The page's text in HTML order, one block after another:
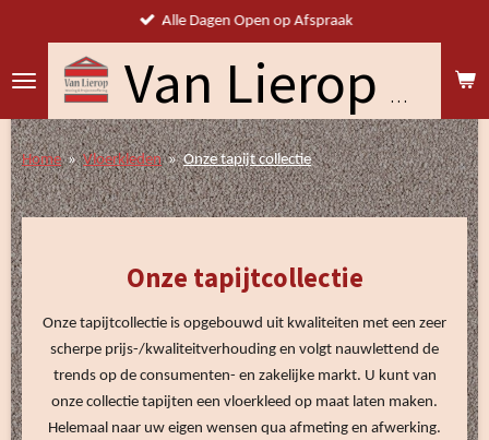
direct
naar
hoofdinhoud
Van Lierop Woning & Projectstoffering
Alle Dagen Open op Afspraak
Home » Vloerkleden » Onze tapijt collectie
Onze tapijtcollectie
Onze tapijtcollectie is opgebouwd uit kwaliteiten met een zeer
scherpe prijs-/kwaliteitverhouding en volgt nauwlettend de
trends op de consumenten- en zakelijke markt. U kunt van
onze collectie tapijten een vloerkleed op maat laten maken.
Helemaal naar uw eigen wensen qua afmeting en afwerking.